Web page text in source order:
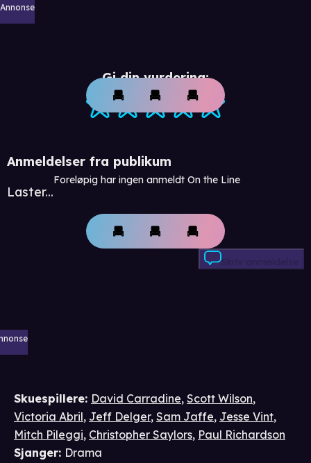
Annonse
Gi din vurdering:
Anmeldelser fra publikum
Laster...
Foreløpig har ingen anmeldt On the Line
Skriv anmeldelse
Skuespillere: David Carradine, Scott Wilson,
Victoria Abril, Jeff Delger, Sam Jaffe, Jesse Vint,
Mitch Pileggi, Christopher Saylors, Paul Richardson
Sjanger: Drama